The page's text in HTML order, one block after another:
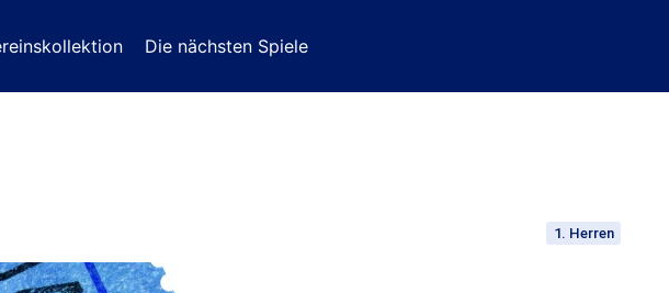
Die nächsten Spiele
1. Herren